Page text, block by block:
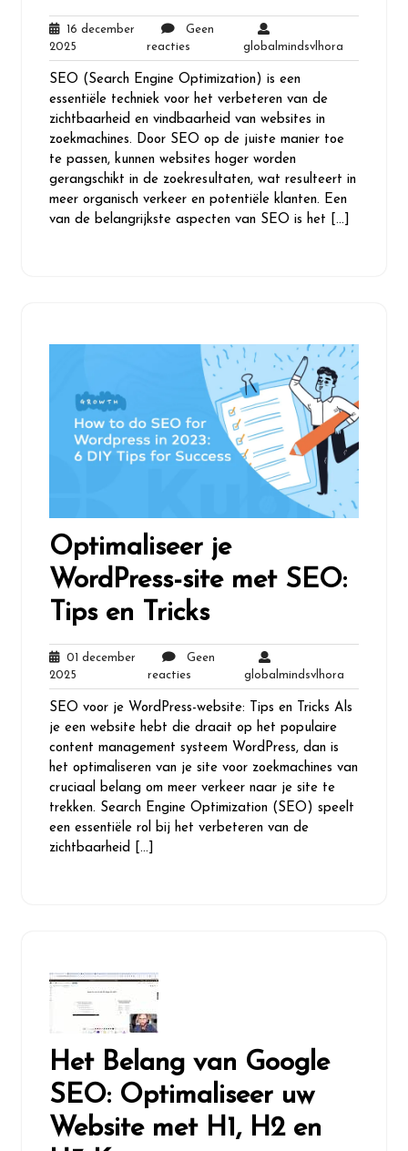
16 december
2025
december
2025
Geen
reacties
reacties
globalmindsvlhora
SEO (Search Engine Optimization) is een
essentiële techniek voor het verbeteren van de
zichtbaarheid en vindbaarheid van websites in
zoekmachines. Door SEO op de juiste manier toe
te passen, kunnen websites hoger worden
gerangschikt in de zoekresultaten, wat resulteert in
meer organisch verkeer en potentiële klanten. Een
van de belangrijkste aspecten van SEO is het […]
Optimaliseer je
WordPress-site met SEO:
Tips en Tricks
01 december
2025
december
2025
Geen
reacties
reacties
globalmindsvlhora
SEO voor je WordPress-website: Tips en Tricks Als
je een website hebt die draait op het populaire
content management systeem WordPress, dan is
het optimaliseren van je site voor zoekmachines van
cruciaal belang om meer verkeer naar je site te
trekken. Search Engine Optimization (SEO) speelt
een essentiële rol bij het verbeteren van de
zichtbaarheid […]
Het Belang van Google
SEO: Optimaliseer uw
Website met H1, H2 en